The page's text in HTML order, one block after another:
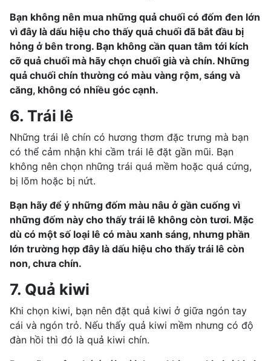
Bạn không nên mua những quả chuối có đốm đen lớn
vì đây là dấu hiệu cho thấy quả chuối đã bắt đầu bị
hỏng ở bên trong. Bạn không cần quan tâm tới kích
cỡ quả chuối mà hãy chọn chuối già và chín. Những
quả chuối chín thường có màu vàng rộm, sáng và
căng, không có nhiều góc cạnh.
6. Trái lê
Những trái lê chín có hương thơm đặc trưng mà bạn
có thể cảm nhận khi cầm trái lê đặt gần mũi. Bạn
không nên chọn những trái quá mềm hoặc quá cứng,
bị lõm hoặc bị nứt.
Bạn hãy để ý những đốm màu nâu ở gần cuống vì
những đốm này cho thấy trái lê không còn tươi. Mặc
dù có một số loại lê có màu xanh sáng, nhưng phần
lớn trường hợp đây là dấu hiệu cho thấy trái lê còn
non, chưa chín.
7. Quả kiwi
Khi chọn kiwi, bạn nên đặt quả kiwi ở giữa ngón tay
cái và ngón trỏ. Nếu thấy quả kiwi mềm nhưng có độ
đàn hồi thì đó là quả kiwi chín.